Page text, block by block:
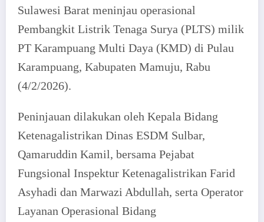
Sulawesi Barat meninjau operasional
Pembangkit Listrik Tenaga Surya (PLTS) milik
PT Karampuang Multi Daya (KMD) di Pulau
Karampuang, Kabupaten Mamuju, Rabu
(4/2/2026).
Peninjauan dilakukan oleh Kepala Bidang
Ketenagalistrikan Dinas ESDM Sulbar,
Qamaruddin Kamil, bersama Pejabat
Fungsional Inspektur Ketenagalistrikan Farid
Asyhadi dan Marwazi Abdullah, serta Operator
Layanan Operasional Bidang